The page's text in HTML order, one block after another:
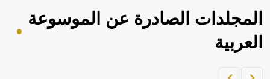
المجلدات الصادرة عن الموسوعة
العربية